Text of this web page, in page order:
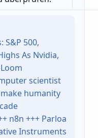
S&P 500,
As Nvidia,
scientist
humanity
n8n +++ Parloa
Instruments